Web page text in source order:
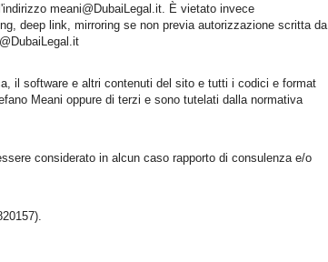
meani@DubaiLegal.it. È vietato invece
deep link, mirroring se non previa autorizzazione scritta da
il software e altri contenuti del sito e tutti i codici e format
Meani oppure di terzi e sono tutelati dalla normativa
considerato in alcun caso rapporto di consulenza e/o